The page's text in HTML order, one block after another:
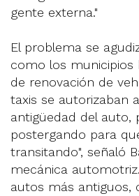
gente externa."
El problema se
como los municipios
de renovación de
taxis se autorizaban
antigüedad del
postergando para
transitando", señaló
mecánica
autos más antiguos,